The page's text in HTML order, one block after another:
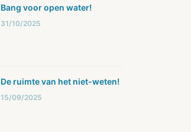
Bang voor open water!
31/10/2025
De ruimte van het niet-weten!
15/09/2025